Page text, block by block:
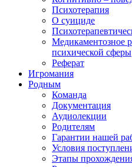
Психотерапия
О суициде
Медикаментозное
психической сферы
Реферат
Игромания
Родным
Команда
Документация
Аудиолекции
Родителям
Гарантии нашей
Условия
Этапы